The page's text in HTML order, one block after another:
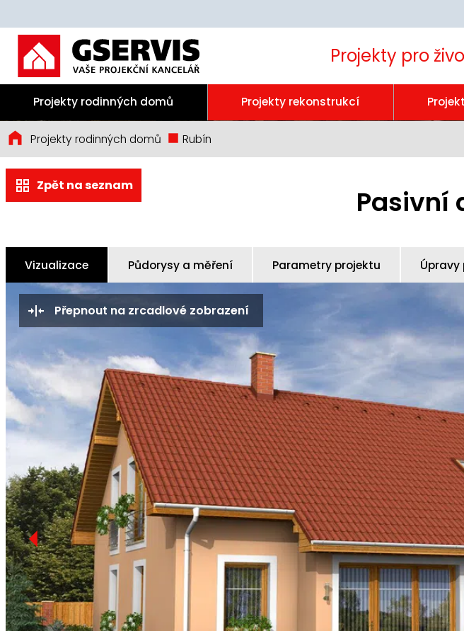
Projekty pro
Projekty rodinných domů Projekty rekonstrukcí
Projekty rodinných domů Rubín
Pasivní
Zpět na seznam
Vizualizace Půdorysy a měření Parametry projektu Úpravy
Přepnout na zrcadlové zobrazení